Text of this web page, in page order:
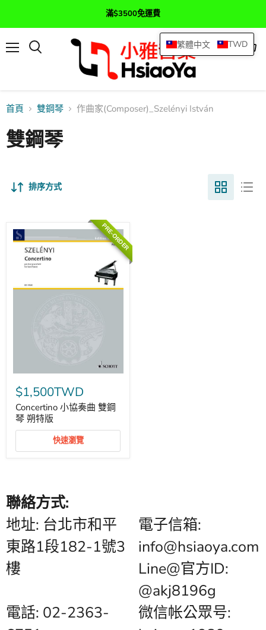
滿$3500免運費
查
首頁 雙鋼琴 作曲家(Composer)_Szelényi István
雙鋼琴
排序方式
Concertino
小
協
奏
曲
雙
鋼
朔
PRE-ORDER
$1,500TWD
Concertino 小協奏曲 雙鋼
琴 朔特版
快速瀏覽
聯絡方式:
地址: 台北市和平
東路1段182-1號3
樓
電話: 02-2363-
電子信箱:
info@hsiaoya.com
Line@官方ID:
@akj8196g
微信帐公眾号:
繁體中文 TWD